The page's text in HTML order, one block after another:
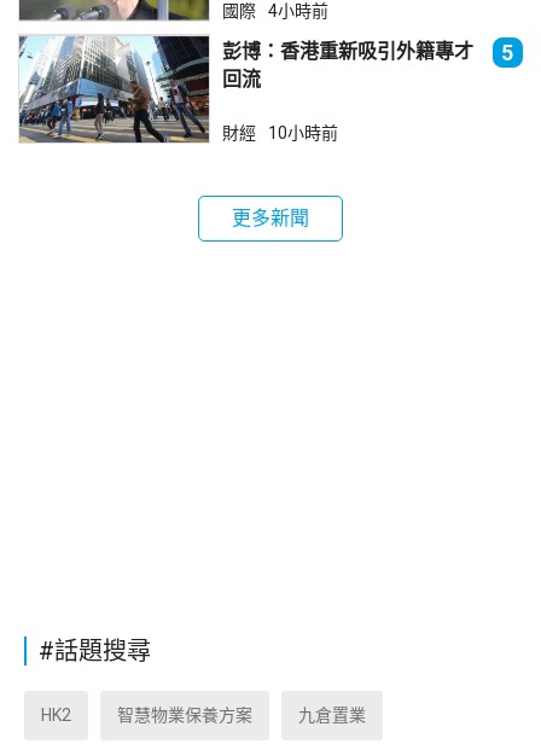
國際 4小時前
彭博：香港重新吸引外籍專才
回流
5
財經 10小時前
更多新聞
#話題搜尋
HK2 智慧物業保養方案 九倉置業